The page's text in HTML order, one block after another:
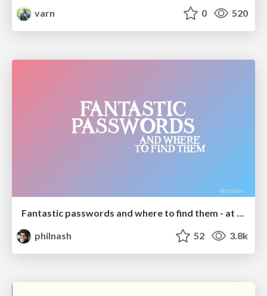
varn
0 520
philnash
52 3.8k